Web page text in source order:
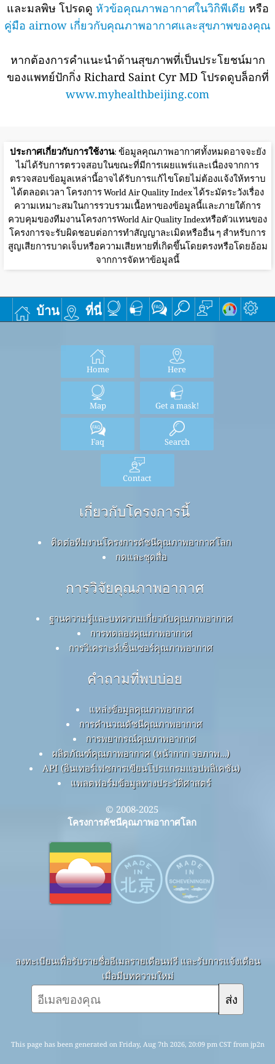
และมลพิษ โปรดดู หัวข้อคุณภาพอากาศในวิกิพีเดีย หรือ
คู่มือ airnow เกี่ยวกับคุณภาพอากาศและสุขภาพของคุณ
หากต้องการคำแนะนำด้านสุขภาพที่เป็นประโยชน์มาก
ของแพทย์ปักกิ่ง Richard Saint Cyr MD โปรดดูบล็อกที่
www.myhealthbeijing.com
ประกาศเกี่ยวกับการใช้งาน: ข้อมูลคุณภาพอากาศทั้งหมดอาจจะยัง
ไม่ได้รับการตรวจสอบในขณะที่มีการเผยแพร่และเนื่องจากการ
ตรวจสอบข้อมูลเหล่านี้อาจได้รับการแก้ไขโดยไม่ต้องแจ้งให้ทราบ
ได้ตลอดเวลา โครงการ World Air Quality Index ได้ระมัดระวังเรื่อง
ความเหมาะสมในการรวบรวมเนื้อหาของข้อมูลนี้และภายใต้การ
ควบคุมของทีมงานโครงการWorld Air Quality Indexหรือตัวแทนของ
โครงการจะรับผิดชอบต่อการทำสัญญาละเมิดหรืออื่น ๆ สำหรับการ
สูญเสียการบาดเจ็บหรือความเสียหายที่เกิดขึ้นโดยตรงหรือโดยอ้อม
จากการจัดหาข้อมูลนี้
บ้าน ที่นี่
Home Here
Map Get a mask!
Faq Search
Contact
เกี่ยวกับโครงการนี้
ติดต่อทีมงานโครงการดัชนีคุณภาพอากาศโลก
กดและชุดสื่อ
การวิจัยคุณภาพอากาศ
ฐานความรู้และบทความเกี่ยวกับคุณภาพอากาศ
การทดลองคุณภาพอากาศ
การวิเคราะห์เซ็นเซอร์คุณภาพอากาศ
คำถามที่พบบ่อย
แหล่งข้อมูลคุณภาพอากาศ
การคำนวณดัชนีคุณภาพอากาศ
การพยากรณ์คุณภาพอากาศ
ผลิตภัณฑ์คุณภาพอากาศ (หน้ากาก จอภาพ…)
API (อินเทอร์เฟซการเขียนโปรแกรมแอปพลิเคชัน)
แพลตฟอร์มข้อมูลทางประวัติศาสตร์
© 2008-2025
โครงการดัชนีคุณภาพอากาศโลก
ลงทะเบียนเพื่อรับรายชื่ออีเมลรายเดือนฟรี และรับการแจ้งเตือน
เมื่อมีบทความใหม่
ส่ง
This page has been generated on Friday, Aug 7th 2026, 20:09 pm CST from jp2n